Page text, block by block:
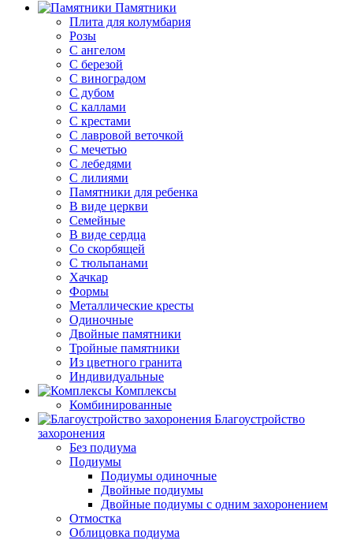
Памятники
Плита для колумбария
Розы
C ангелом
C березой
С виноградом
С дубом
С каллами
С крестами
С лавровой веточкой
С мечетью
C лебедями
С лилиями
Памятники для ребенка
В виде церкви
Семейные
В виде сердца
Со скорбящей
С тюльпанами
Хачкар
Формы
Металлические кресты
Одиночные
Двойные памятники
Тройные памятники
Из цветного гранита
Индивидуальные
Комплексы
Комбинированные
Благоустройство
захоронения
Без подиума
Подиумы
Подиумы одиночные
Двойные подиумы
Двойные подиумы с одним захоронением
Отмостка
Облицовка подиума